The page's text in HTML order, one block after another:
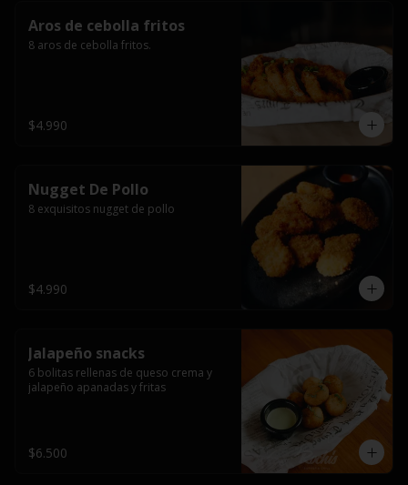
Aros de cebolla fritos
8 aros de cebolla fritos.
$4.990
Nugget De Pollo
8 exquisitos nugget de pollo
$4.990
Jalapeño snacks
6 bolitas rellenas de queso crema y
jalapeño apanadas y fritas
$6.500